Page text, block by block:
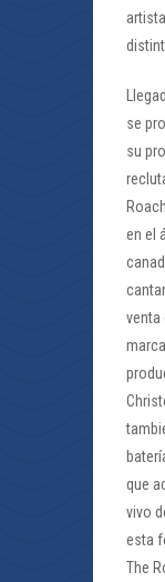
se
su
en el
venta
que
vivo
esta
The